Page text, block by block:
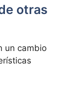
otras
un cambio